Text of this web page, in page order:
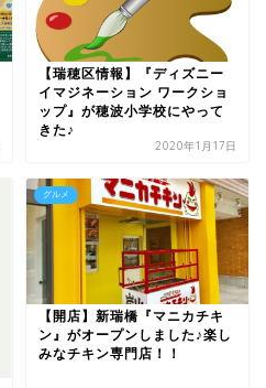
【瑞穂区情報】『ディズニー
イマジネーション ワークショ
ップ』が穂波小学校にやって
きた♪
2020年1月17日
グルメ
【開店】新瑞橋『マニカチキ
ン』がオープンしました♪楽し
みなチキン専門店！！